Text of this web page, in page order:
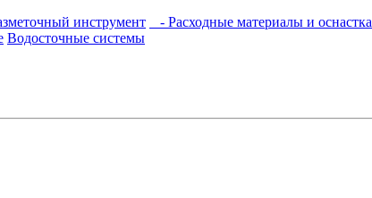
инструмент - Расходные материалы и оснастка
Водосточные системы